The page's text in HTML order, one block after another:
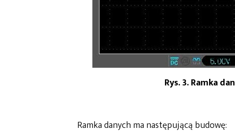
Rys. 3. Ramka
Ramka danych ma następującą budowę: